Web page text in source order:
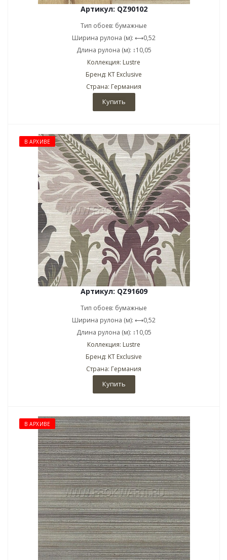
Артикул: QZ90102
Тип обоев: бумажные
Ширина рулона (м): ⟷0,52
Длина рулона (м): ↕10,05
Коллекция: Lustre
Бренд: KT Exclusive
Страна: Германия
Купить
В АРХИВЕ
Артикул: QZ91609
Тип обоев: бумажные
Ширина рулона (м): ⟷0,52
Длина рулона (м): ↕10,05
Коллекция: Lustre
Бренд: KT Exclusive
Страна: Германия
Купить
В АРХИВЕ